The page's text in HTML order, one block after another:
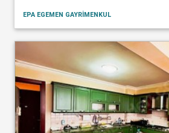
EPA EGEMEN GAYRİMENKUL